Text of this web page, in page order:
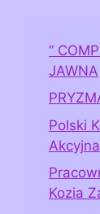
”
JAWNA
Polski
Akcyjna
Kozia